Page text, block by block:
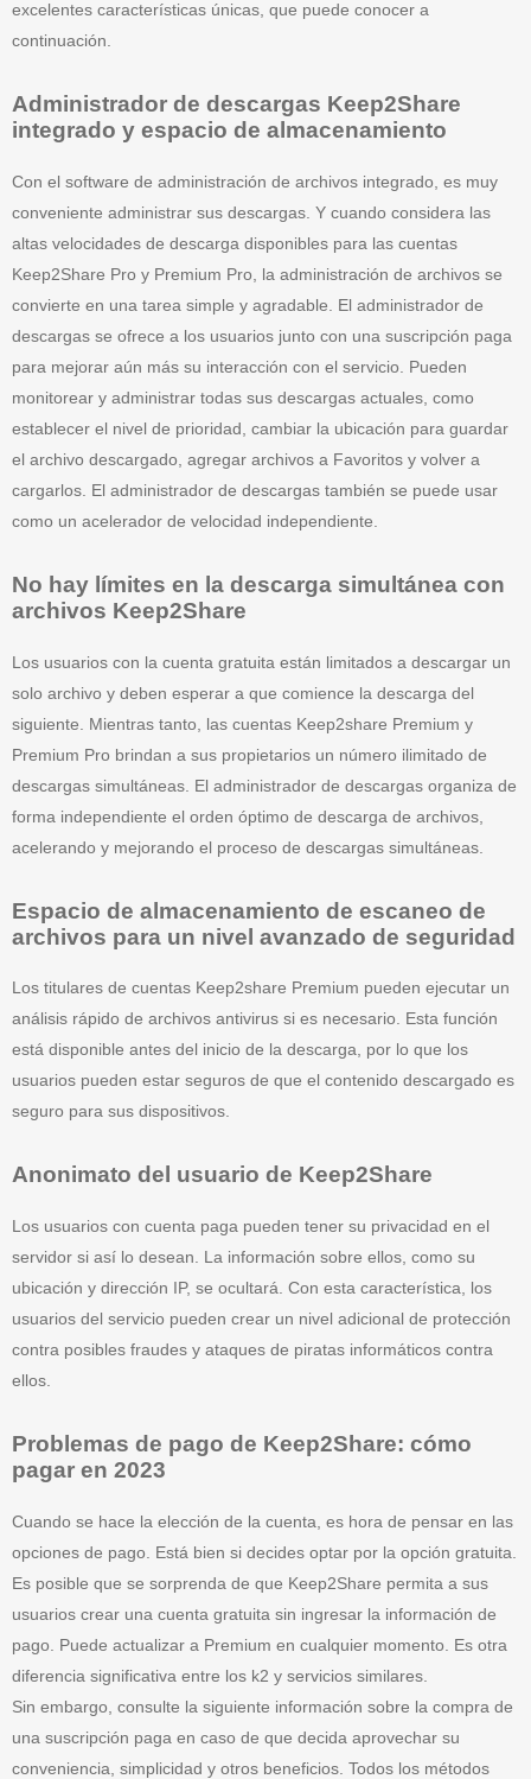
excelentes características únicas, que puede conocer a
continuación.
Administrador de descargas Keep2Share
integrado y espacio de almacenamiento
Con el software de administración de archivos integrado, es muy
conveniente administrar sus descargas. Y cuando considera las
altas velocidades de descarga disponibles para las cuentas
Keep2Share Pro y Premium Pro, la administración de archivos se
convierte en una tarea simple y agradable. El administrador de
descargas se ofrece a los usuarios junto con una suscripción paga
para mejorar aún más su interacción con el servicio. Pueden
monitorear y administrar todas sus descargas actuales, como
establecer el nivel de prioridad, cambiar la ubicación para guardar
el archivo descargado, agregar archivos a Favoritos y volver a
cargarlos. El administrador de descargas también se puede usar
como un acelerador de velocidad independiente.
No hay límites en la descarga simultánea con
archivos Keep2Share
Los usuarios con la cuenta gratuita están limitados a descargar un
solo archivo y deben esperar a que comience la descarga del
siguiente. Mientras tanto, las cuentas Keep2share Premium y
Premium Pro brindan a sus propietarios un número ilimitado de
descargas simultáneas. El administrador de descargas organiza de
forma independiente el orden óptimo de descarga de archivos,
acelerando y mejorando el proceso de descargas simultáneas.
Espacio de almacenamiento de escaneo de
archivos para un nivel avanzado de seguridad
Los titulares de cuentas Keep2share Premium pueden ejecutar un
análisis rápido de archivos antivirus si es necesario. Esta función
está disponible antes del inicio de la descarga, por lo que los
usuarios pueden estar seguros de que el contenido descargado es
seguro para sus dispositivos.
Anonimato del usuario de Keep2Share
Los usuarios con cuenta paga pueden tener su privacidad en el
servidor si así lo desean. La información sobre ellos, como su
ubicación y dirección IP, se ocultará. Con esta característica, los
usuarios del servicio pueden crear un nivel adicional de protección
contra posibles fraudes y ataques de piratas informáticos contra
ellos.
Problemas de pago de Keep2Share: cómo
pagar en 2023
Cuando se hace la elección de la cuenta, es hora de pensar en las
opciones de pago. Está bien si decides optar por la opción gratuita.
Es posible que se sorprenda de que Keep2Share permita a sus
usuarios crear una cuenta gratuita sin ingresar la información de
pago. Puede actualizar a Premium en cualquier momento. Es otra
diferencia significativa entre los k2 y servicios similares.
Sin embargo, consulte la siguiente información sobre la compra de
una suscripción paga en caso de que decida aprovechar su
conveniencia, simplicidad y otros beneficios. Todos los métodos